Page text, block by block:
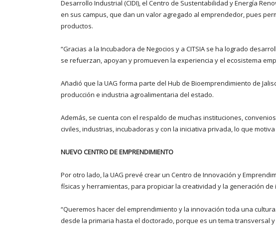
Desarrollo Industrial (CIDI), el Centro de Sustentabilidad y Energía
en sus campus, que dan un valor agregado al emprendedor, pues
productos.
“Gracias a la Incubadora de Negocios y a CITSIA se ha logrado
se refuerzan, apoyan y promueven la experiencia y el ecosistema
Añadió que la UAG forma parte del Hub de Bioemprendimiento de
producción e industria agroalimentaria del estado.
Además, se cuenta con el respaldo de muchas instituciones,
civiles, industrias, incubadoras y con la iniciativa privada, lo que
NUEVO CENTRO DE EMPRENDIMIENTO
Por otro lado, la UAG prevé crear un Centro de Innovación y
físicas y herramientas, para propiciar la creatividad y la generación
“Queremos hacer del emprendimiento y la innovación toda una
desde la primaria hasta el doctorado, porque es un tema transversal